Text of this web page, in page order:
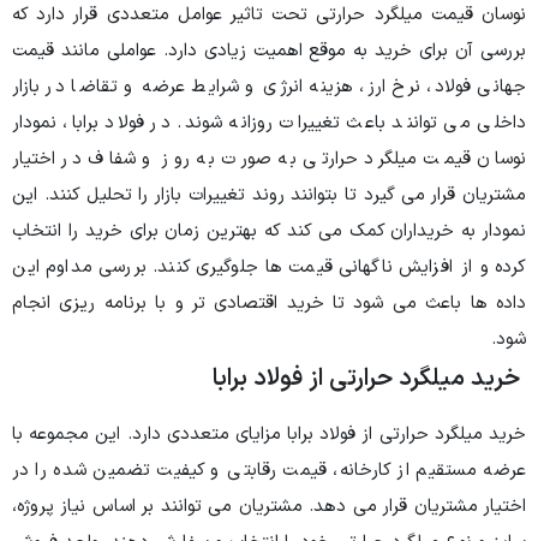
نوسان قیمت میلگرد حرارتی تحت تاثیر عوامل متعددی قرار دارد که
بررسی آن برای خرید به موقع اهمیت زیادی دارد. عواملی مانند قیمت
جهانی فولاد، نرخ ارز، هزینه انرژی و شرایط عرضه و تقاضا در بازار
داخلی می توانند باعث تغییرات روزانه شوند. در فولاد برابا، نمودار
نوسان قیمت میلگرد حرارتی به صورت به روز و شفاف در اختیار
مشتریان قرار می گیرد تا بتوانند روند تغییرات بازار را تحلیل کنند. این
نمودار به خریداران کمک می کند که بهترین زمان برای خرید را انتخاب
کرده و از افزایش ناگهانی قیمت ها جلوگیری کنند. بررسی مداوم این
داده ها باعث می شود تا خرید اقتصادی تر و با برنامه ریزی انجام
شود.
خرید میلگرد حرارتی از فولاد برابا
خرید میلگرد حرارتی از فولاد برابا مزایای متعددی دارد. این مجموعه با
عرضه مستقیم از کارخانه، قیمت رقابتی و کیفیت تضمین شده را در
اختیار مشتریان قرار می دهد. مشتریان می توانند بر اساس نیاز پروژه،